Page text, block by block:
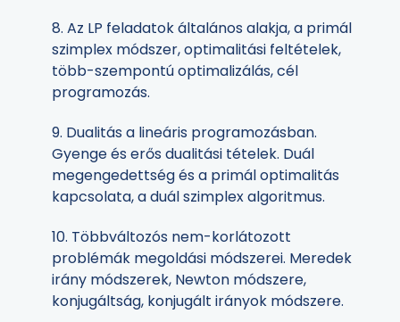
8. Az LP feladatok általános alakja, a primál
szimplex módszer, optimalitási feltételek,
több-szempontú optimalizálás, cél
programozás.
9. Dualitás a lineáris programozásban.
Gyenge és erős dualitási tételek. Duál
megengedettség és a primál optimalitás
kapcsolata, a duál szimplex algoritmus.
10. Többváltozós nem-korlátozott
problémák megoldási módszerei. Meredek
irány módszerek, Newton módszere,
konjugáltság, konjugált irányok módszere.